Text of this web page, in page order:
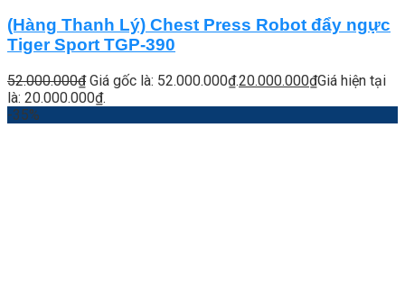
(Hàng Thanh Lý) Chest Press Robot đẩy ngực
Tiger Sport TGP-390
52.000.000₫ Giá gốc là: 52.000.000₫.20.000.000₫Giá hiện tại
là: 20.000.000₫.
-35%